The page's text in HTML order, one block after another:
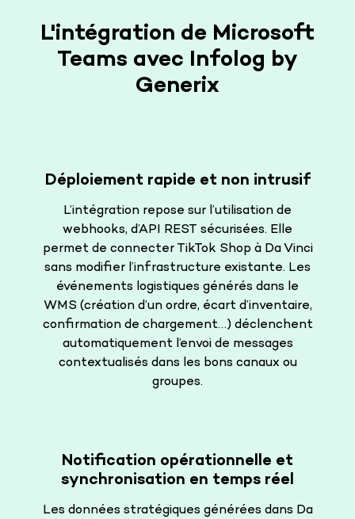
L'intégration de Microsoft
Teams avec Infolog by
Generix
Déploiement rapide et non intrusif
L’intégration repose sur l’utilisation de
webhooks, d’API REST sécurisées. Elle
permet de connecter TikTok Shop à Da Vinci
sans modifier l’infrastructure existante. Les
événements logistiques générés dans le
WMS (création d’un ordre, écart d’inventaire,
confirmation de chargement…) déclenchent
automatiquement l’envoi de messages
contextualisés dans les bons canaux ou
groupes.
Notification opérationnelle et
synchronisation en temps réel
Les données stratégiques générées dans Da